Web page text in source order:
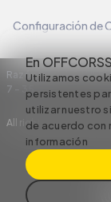
En
Utilizamos
persistentes
utilizar nuestro
de acuerdo con
información
Configuración de
Razón Social: C.I
7 – 35
All rights reserved